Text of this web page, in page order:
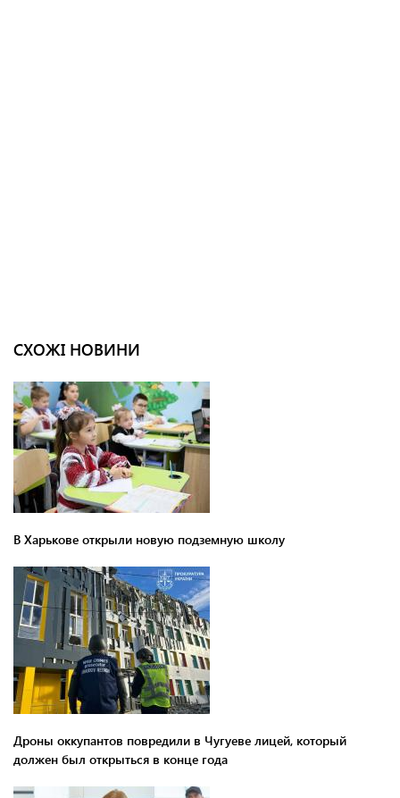
СХОЖІ НОВИНИ
В Харькове открыли новую подземную школу
Дроны оккупантов повредили в Чугуеве лицей, который
должен был открыться в конце года